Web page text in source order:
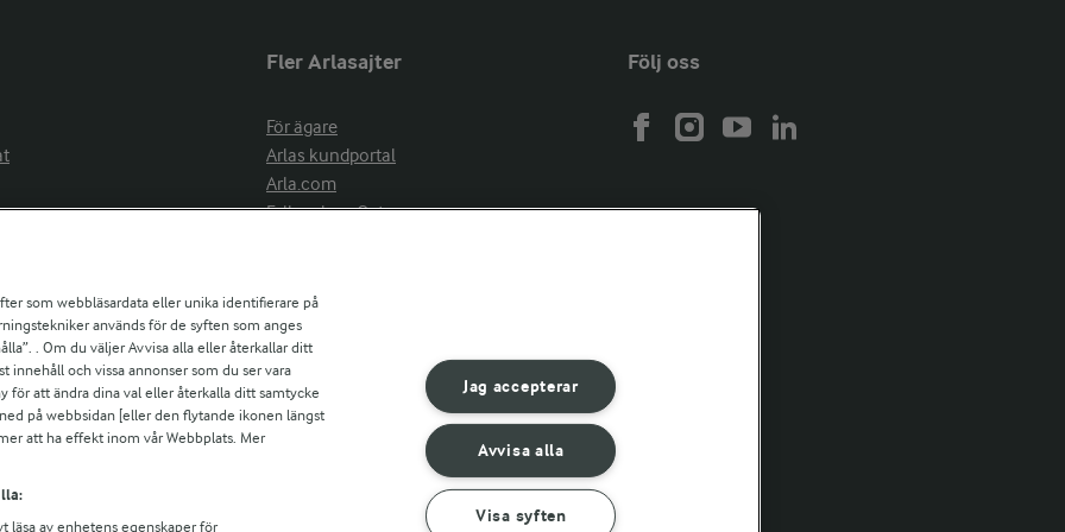
Fler Arlasajter
För ägare
Arlas kundportal
Arla.com
Falbygdens Ost
Följ oss
som webbläsardata eller unika identifierare på
används för de syften som anges
. Om du väljer Avvisa alla eller återkallar ditt
innehåll och vissa annonser som du ser vara
att ändra dina val eller återkalla ditt samtycke
på webbsidan [eller den flytande ikonen längst
att ha effekt inom vår Webbplats. Mer
läsa av enhetens egenskaper för
Jag accepterar
Avvisa alla
Visa syften